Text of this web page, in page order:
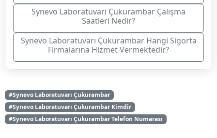
Synevo Laboratuvarı Çukurambar Çalışma
Saatleri Nedir?
Synevo Laboratuvarı Çukurambar Hangi Sigorta
Firmalarına Hizmet Vermektedir?
#Synevo Laboratuvarı Çukurambar
#Synevo Laboratuvarı Çukurambar Kimdir
#Synevo Laboratuvarı Çukurambar Telefon Numarası